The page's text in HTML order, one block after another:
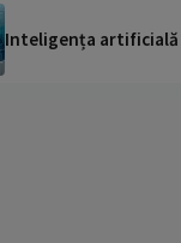
Inteligența artificială